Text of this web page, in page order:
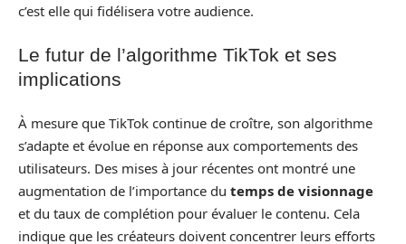
c’est elle qui fidélisera votre audience.
Le futur de l’algorithme TikTok et ses
implications
À mesure que TikTok continue de croître, son algorithme
s’adapte et évolue en réponse aux comportements des
utilisateurs. Des mises à jour récentes ont montré une
augmentation de l’importance du temps de visionnage
et du taux de complétion pour évaluer le contenu. Cela
indique que les créateurs doivent concentrer leurs efforts